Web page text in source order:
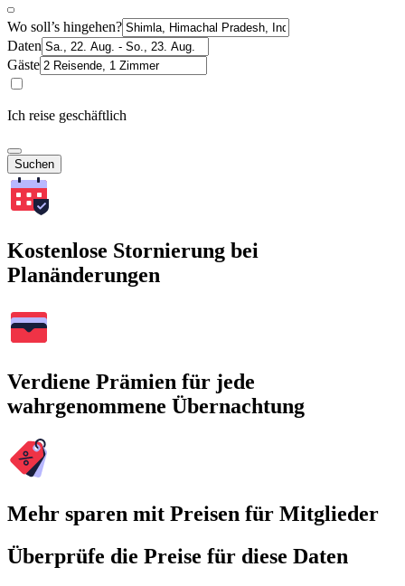
Wo soll’s hingehen?
Daten
Gäste
Ich reise geschäftlich
Suchen
Kostenlose Stornierung bei
Planänderungen
Verdiene Prämien für jede
wahrgenommene Übernachtung
Mehr sparen mit Preisen für Mitglieder
Überprüfe die Preise für diese Daten